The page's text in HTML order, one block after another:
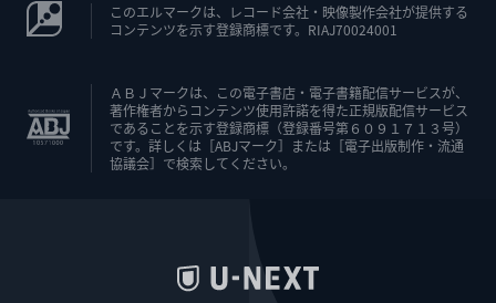
このエルマークは、レコード会社・映像製作会社が提供する
コンテンツを示す登録商標です。RIAJ70024001
ＡＢＪマークは、この電子書店・電子書籍配信サービスが、
著作権者からコンテンツ使用許諾を得た正規版配信サービス
であることを示す登録商標（登録番号第６０９１７１３号）
です。詳しくは［ABJマーク］または［電子出版制作・流通
協議会］で検索してください。